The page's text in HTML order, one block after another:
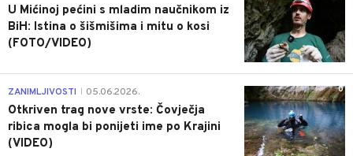
U Mićinoj pećini s mladim naučnikom iz
BiH: Istina o šišmišima i mitu o kosi
(FOTO/VIDEO)
0
ZANIMLJIVOSTI 05.06.2026.
Otkriven trag nove vrste: Čovječja
ribica mogla bi ponijeti ime po Krajini
(VIDEO)